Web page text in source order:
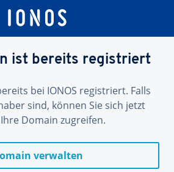
ist bereits registriert
bei IONOS registriert. Falls
sind, können Sie sich jetzt
Domain zugreifen.
verwalten